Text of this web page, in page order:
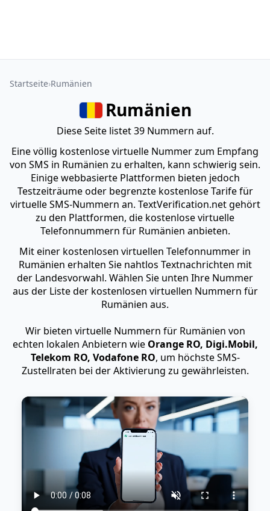
Startseite Rumänien
Rumänien
Diese Seite listet 39 Nummern auf.
Eine völlig kostenlose virtuelle Nummer zum Empfang
von SMS in Rumänien zu erhalten, kann schwierig sein.
Einige webbasierte Plattformen bieten jedoch
Testzeiträume oder begrenzte kostenlose Tarife für
virtuelle SMS-Nummern an. TextVerification.net gehört
zu den Plattformen, die kostenlose virtuelle
Telefonnummern für Rumänien anbieten.
Mit einer kostenlosen virtuellen Telefonnummer in
Rumänien erhalten Sie nahtlos Textnachrichten mit
der Landesvorwahl. Wählen Sie unten Ihre Nummer
aus der Liste der kostenlosen virtuellen Nummern für
Rumänien aus.
Wir bieten virtuelle Nummern für Rumänien von
echten lokalen Anbietern wie Orange RO, Digi.Mobil,
Telekom RO, Vodafone RO, um höchste SMS-
Zustellraten bei der Aktivierung zu gewährleisten.